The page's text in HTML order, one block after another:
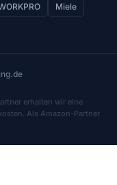
Miele
erhalten wir eine
Als Amazon-Partner